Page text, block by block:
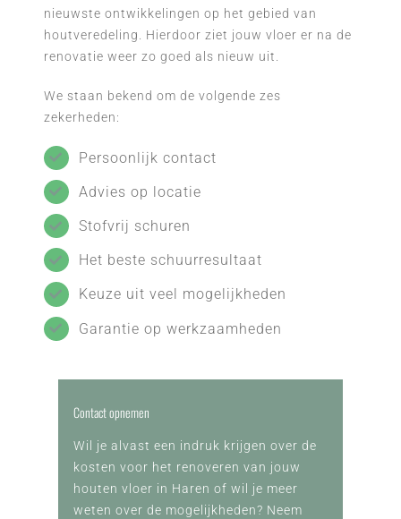
nieuwste ontwikkelingen op het gebied van
houtveredeling. Hierdoor ziet jouw vloer er na de
renovatie weer zo goed als nieuw uit.
We staan bekend om de volgende zes
zekerheden:
Persoonlijk contact
Advies op locatie
Stofvrij schuren
Het beste schuurresultaat
Keuze uit veel mogelijkheden
Garantie op werkzaamheden
Contact opnemen
Wil je alvast een indruk krijgen over de
kosten voor het renoveren van jouw
houten vloer in Haren of wil je meer
weten over de mogelijkheden? Neem